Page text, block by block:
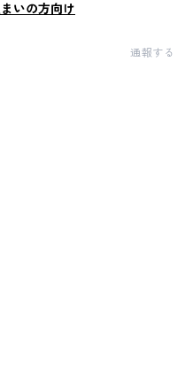
いの方向け
通報する